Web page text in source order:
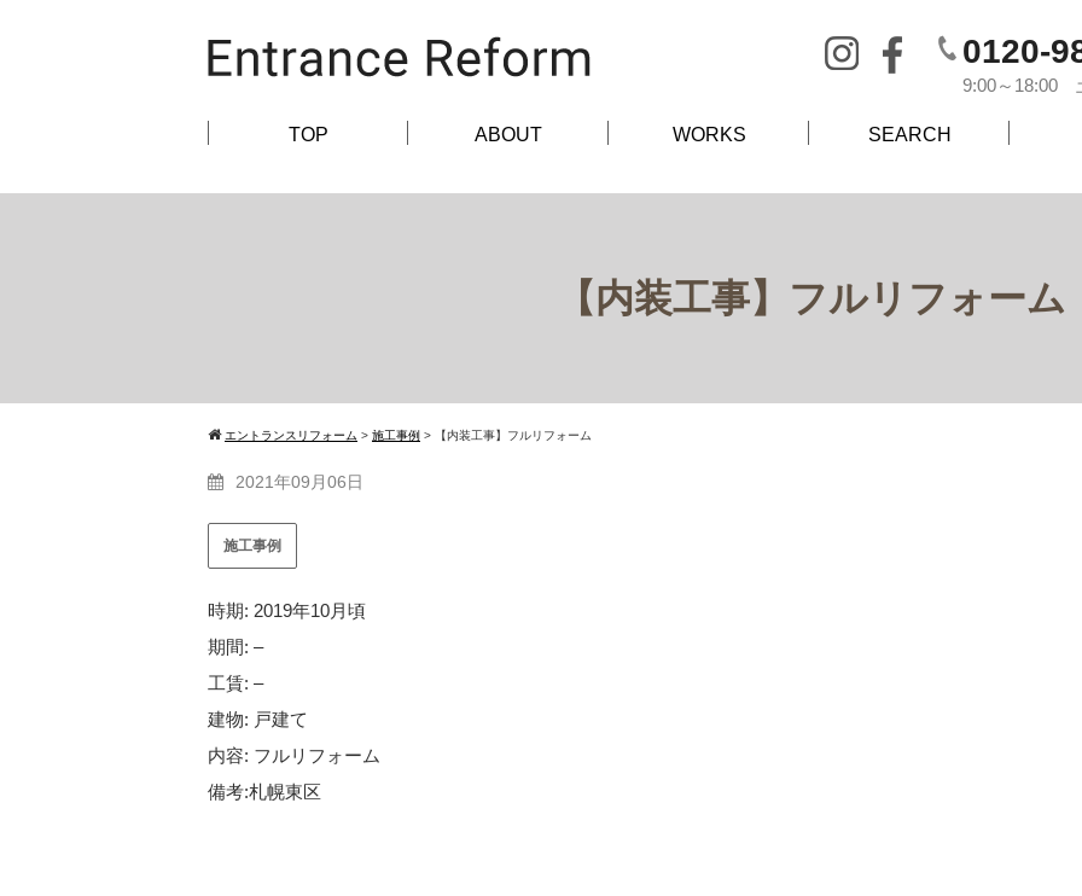
0120-
9:00～18:00
TOP ABOUT WORKS SEARCH
【内装工事】フルリフォーム
エントランスリフォーム > 施工事例 > 【内装工事】フルリフォーム
2021年09月06日
施工事例
時期: 2019年10月頃
期間: –
工賃: –
建物: 戸建て
内容: フルリフォーム
備考:札幌東区